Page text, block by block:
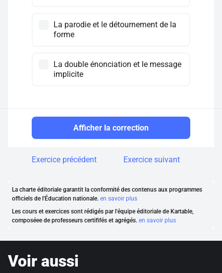
La parodie et le détournement de la
forme
La double énonciation et le message
implicite
Afficher la correction
Exercice précédent Exercice suivant
La charte éditoriale garantit la conformité des contenus aux programmes
officiels de l'Éducation nationale. en savoir plus
Les cours et exercices sont rédigés par l'équipe éditoriale de Kartable,
composéee de professeurs certififés et agrégés. en savoir plus
Voir aussi